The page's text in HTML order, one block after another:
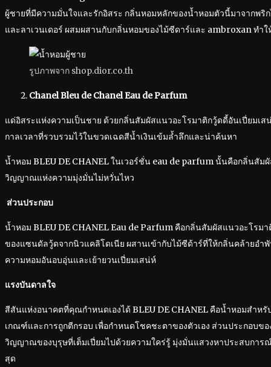
ผู้ชายที่มีความมั่นใจและรักอิสระ กลิ่นหอมหลักของน้ำหอมตัวนี้มาจากพริก
และลาเวนเดอร์ ผสมผสานกับกลิ่นหอมของไม้ซีดาร์และ ambroxan ทำ
รูปภาพจาก shop.dior.co.th
Chanel Bleu de Chanel Eau de Parfum
แด่อิสระแห่งความเป็นชาย ด้วยกลิ่นสัมผัสแนวอะโรมาติกวู้ดดี้อันเปี่ยมเส
กาลเวลาที่รวบรวมไว้ในขวดเฉดสีน้ำเงินเข้มล้ำลึกและน่าค้นหา
น้ำหอม BLEU DE CHANEL ในเวอร์ชั่น eau de parfum นั้นคือกลิ่นสัม
วิญญาณแห่งความมุ่งมั่นไม่หวั่นไหว
ส่วนประกอบ
น้ำหอม BLEU DE CHANEL Eau de Parfum คือกลิ่นสัมผัสแนวอะโรม
ของแซนดัลวู้ดจากนิวแคลิโดเนีย ผสานเข้ากับไม้ซีด้าร์ที่ให้กลิ่นคล้ายอำ
ความหอมอันอบอุ่นและเย้ายวนเปี่ยมเสน่ห์
แรงบันดาลใจ
สีสันแห่งอนาคตที่คุณกำหนดเองได้ BLEU DE CHANEL คือน้ำหอมสำห
เกณฑ์และการถูกตีกรอบ เพื่อกำหนดโชคชะตาของตัวเอง ส่วนประกอบข
วิญญาณของบุรุษที่เต็มเปี่ยมไปด้วยความใคร่รู้ มุ่งมั่นแสวงหาประสบกา
สุด